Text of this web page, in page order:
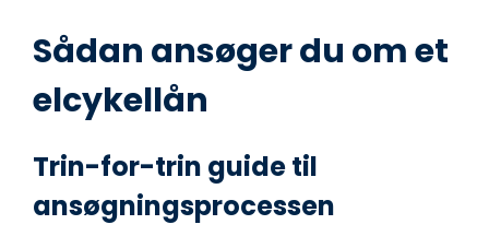
Sådan ansøger du om et
elcykellån
Trin-for-trin guide til
ansøgningsprocessen